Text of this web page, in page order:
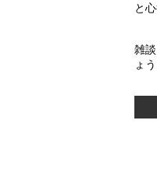
と
雑
ょう